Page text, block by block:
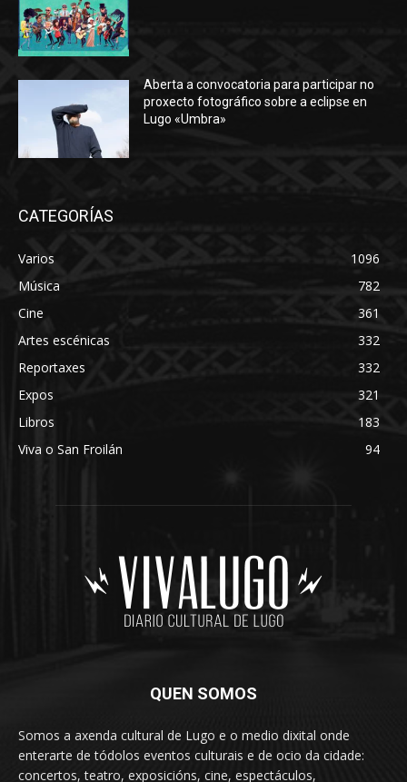
Aberta a convocatoria para participar no
proxecto fotográfico sobre a eclipse en
Lugo «Umbra»
CATEGORÍAS
Varios
1096
Música
782
Cine
361
Artes escénicas
332
Reportaxes
332
Expos
321
Libros
183
Viva o San Froilán
94
QUEN SOMOS
Somos a axenda cultural de Lugo e o medio dixital onde
enterarte de tódolos eventos culturais e de ocio da cidade:
concertos, teatro, exposicións, cine, espectáculos,